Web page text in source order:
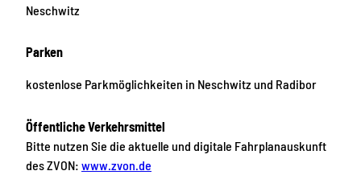
Neschwitz
Parken
kostenlose Parkmöglichkeiten in Neschwitz und Radibor
Öffentliche Verkehrsmittel
Bitte nutzen Sie die aktuelle und digitale Fahrplanauskunft
des ZVON: www.zvon.de